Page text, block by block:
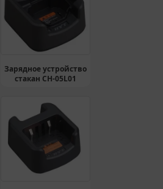
Зарядное устройство
стакан CH-05L01